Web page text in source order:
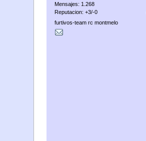
Mensajes: 1.268
Reputacion: +3/-0
furtivos-team rc montmelo